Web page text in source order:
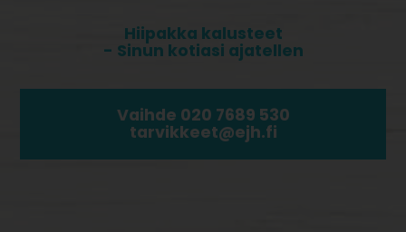
Hiipakka kalusteet
- Sinun kotiasi ajatellen
Vaihde 020 7689 530
tarvikkeet@ejh.fi